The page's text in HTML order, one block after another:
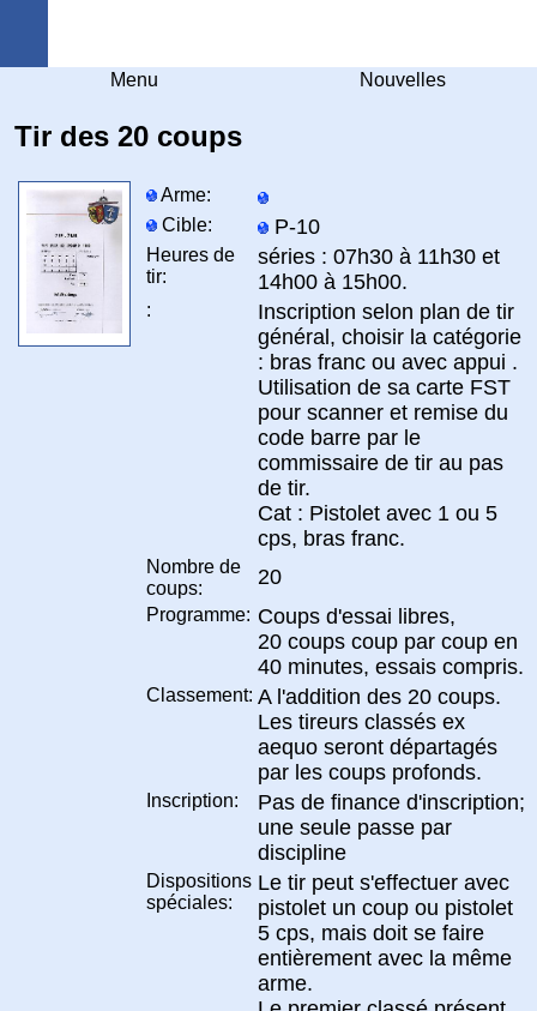
Menu Nouvelles
Tir des 20 coups
Arme:
Cible:
P-10
Heures de
tir:
séries : 07h30 à 11h30 et
14h00 à 15h00.
:
Inscription selon plan de tir
général, choisir la catégorie
: bras franc ou avec appui .
Utilisation de sa carte FST
pour scanner et remise du
code barre par le
commissaire de tir au pas
de tir.
Cat : Pistolet avec 1 ou 5
cps, bras franc.
Nombre de
coups:
20
Programme: Coups d'essai libres,
20 coups coup par coup en
40 minutes, essais compris.
Classement: A l'addition des 20 coups.
Les tireurs classés ex
aequo seront départagés
par les coups profonds.
Inscription:
Pas de finance d'inscription;
une seule passe par
discipline
Dispositions
spéciales:
Le tir peut s'effectuer avec
pistolet un coup ou pistolet
5 cps, mais doit se faire
entièrement avec la même
arme.